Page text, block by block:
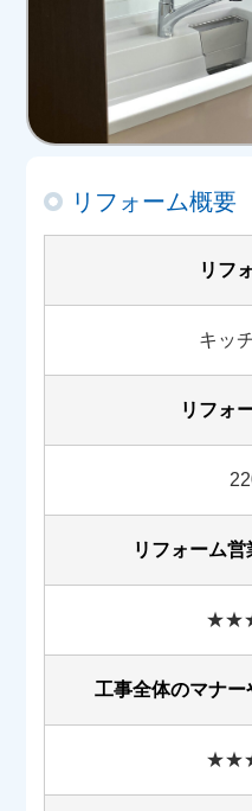
リフォーム概要
リフ
キッ
リフォ
リフォーム
★★★
工事全体のマナー
★★★